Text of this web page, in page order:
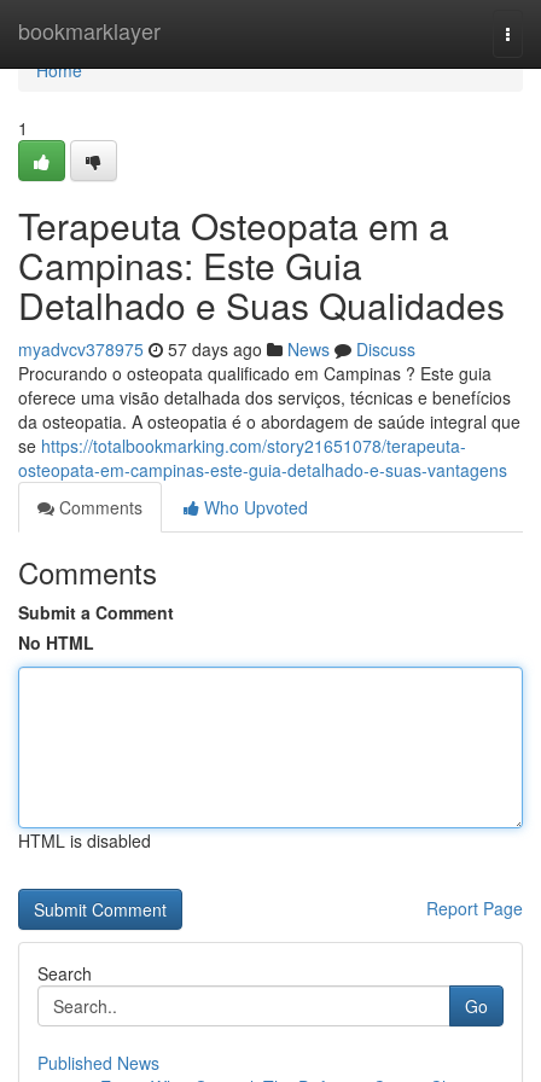
bookmarklayer
Home
Home
1
Terapeuta Osteopata em a
Campinas: Este Guia
Detalhado e Suas Qualidades
myadvcv378975 57 days ago News
Discuss
Procurando o osteopata qualificado em Campinas ? Este guia
oferece uma visão detalhada dos serviços, técnicas e benefícios
da osteopatia. A osteopatia é o abordagem de saúde integral que
se https://totalbookmarking.com/story21651078/terapeuta-
osteopata-em-campinas-este-guia-detalhado-e-suas-vantagens
Comments
Who Upvoted
Comments
Submit a Comment
No HTML
HTML is disabled
Report Page
Search
Go
Published News